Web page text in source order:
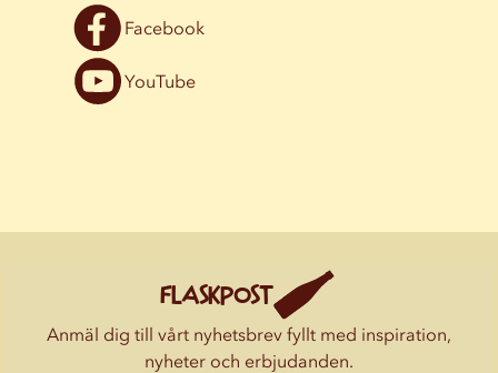
Facebook
YouTube
FLASKPOST
Anmäl dig till vårt nyhetsbrev fyllt med inspiration,
nyheter och erbjudanden.